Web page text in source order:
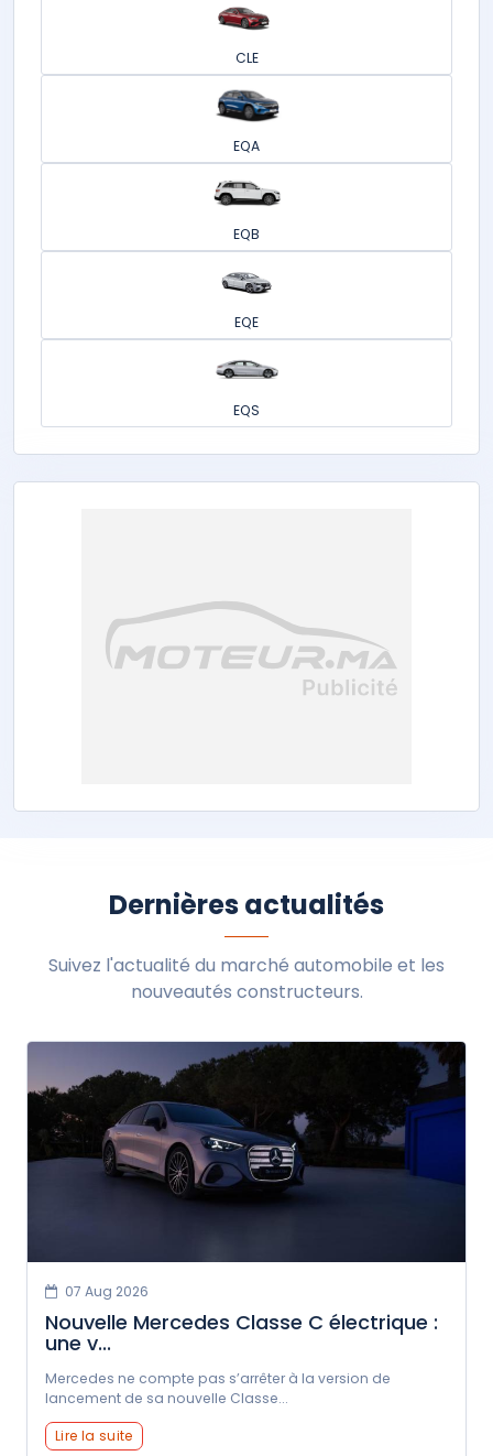
CLE
EQA
EQB
EQE
EQS
Dernières actualités
Suivez l'actualité du marché automobile et les
nouveautés constructeurs.
07 Aug 2026
Nouvelle Mercedes Classe C électrique :
une v...
Mercedes ne compte pas s’arrêter à la version de
lancement de sa nouvelle Classe...
Lire la suite